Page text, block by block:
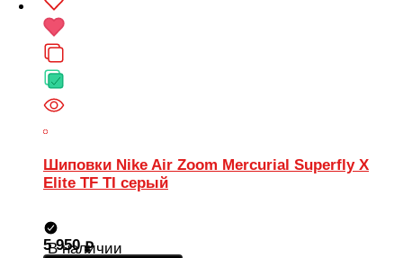
Шиповки Nike Air Zoom Mercurial Superfly X
Elite TF TI серый
В наличии
5 950